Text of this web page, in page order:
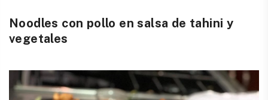
Noodles con pollo en salsa de tahini y
vegetales